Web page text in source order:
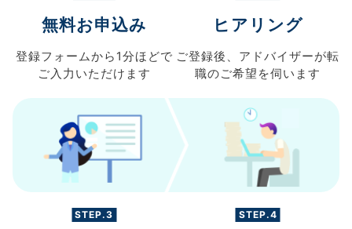
無料お申込み
登録フォームから 1分ほどで
ご入力 いただけます
ヒアリング
ご登録後、 アドバイザーが転
職のご希望を伺います
STEP.3 STEP.4